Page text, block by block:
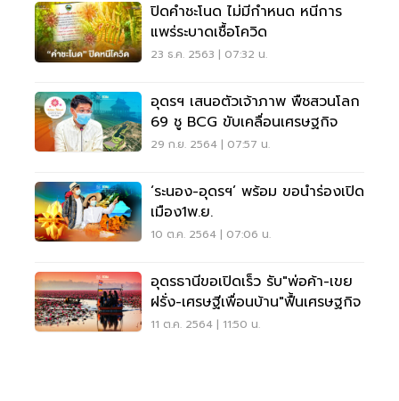
ปิดคำชะโนด ไม่มีกำหนด หนีการ
แพร่ระบาดเชื้อโควิด
23 ธ.ค. 2563 | 07:32 น.
อุดรฯ เสนอตัวเจ้าภาพ พืชสวนโลก
69 ชู BCG ขับเคลื่อนเศรษฐกิจ
29 ก.ย. 2564 | 07:57 น.
‘ระนอง-อุดรฯ’ พร้อม ขอนำร่องเปิด
เมือง1พ.ย.
10 ต.ค. 2564 | 07:06 น.
อุดรธานีขอเปิดเร็ว รับ"พ่อค้า-เขย
ฝรั่ง-เศรษฐีเพื่อนบ้าน"ฟื้นเศรษฐกิจ
11 ต.ค. 2564 | 11:50 น.